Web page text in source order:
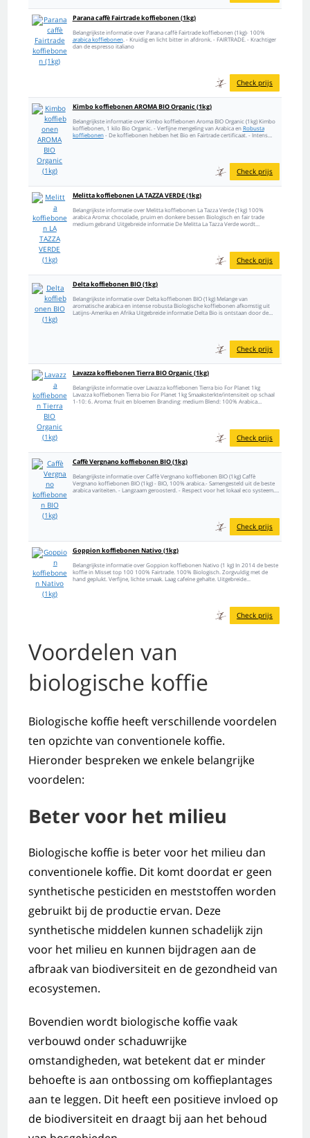
Parana caffè Fairtrade koffiebonen (1kg)
Belangrijkste informatie over Parana caffè Fairtrade koffiebonen (1kg)- 100%
arabica koffiebonen. - Kruidig en licht bitter in afdronk. - FAIRTRADE. - Krachtiger
dan de espresso italiano
Check prijs
Kimbo koffiebonen AROMA BIO Organic (1kg)
Belangrijkste informatie over Kimbo koffiebonen Aroma BIO Organic (1kg) Kimbo
koffiebonen, 1 kilo Bio Organic. - Verfijne mengeling van Arabica en Robusta
koffiebonen- De koffiebonen hebben het Bio en Fairtrade certificaat. - Intens
Check prijs
Melitta koffiebonen LA TAZZA VERDE (1kg)
Belangrijkste informatie over Melitta koffiebonen La Tazza Verde (1kg) 100%
arabica Aroma: chocolade, pruim en donkere bessen Biologisch en fair trade
medium gebrand Uitgebreide informatie De Melitta La Tazza Verde wordt
Check prijs
Delta koffiebonen BIO (1kg)
Belangrijkste informatie over Delta koffiebonen BIO (1kg) Melange van
aromatische arabica en intense robusta Biologische koffiebonen afkomstig uit
Latijns-Amerika en Afrika Uitgebreide informatie Delta Bio is ontstaan door de
Check prijs
Lavazza koffiebonen Tierra BIO Organic (1kg)
Belangrijkste informatie over Lavazza koffiebonen Tierra bio For Planet 1kg
Lavazza koffiebonen Tierra bio For Planet 1kg Smaaksterkte/intensiteit op schaal
1-10: 6. Aroma: fruit en bloemen Branding: medium Blend: 100% Arabica
Check prijs
Caffè Vergnano koffiebonen BIO (1kg)
Belangrijkste informatie over Caffè Vergnano koffiebonen BIO (1kg) Caffè
Vergnano koffiebonen BIO (1kg) - BIO, 100% arabica.- Samengesteld uit de beste
arabica variteiten. - Langzaam geroosterd. - Respect voor het lokaal eco systeem. -
Check prijs
Goppion koffiebonen Nativo (1kg)
Belangrijkste informatie over Goppion koffiebonen Nativo (1 kg) In 2014 de beste
koffie in Misset top 100 100% Fairtrade. 100% Biologisch. Zorgvuldig met de
hand geplukt. Verfijne, lichte smaak. Laag cafeïne gehalte. Uitgebreide...
Check prijs
Voordelen van
biologische koffie
Biologische koffie heeft verschillende voordelen
ten opzichte van conventionele koffie.
Hieronder bespreken we enkele belangrijke
voordelen:
Beter voor het milieu
Biologische koffie is beter voor het milieu dan
conventionele koffie. Dit komt doordat er geen
synthetische pesticiden en meststoffen worden
gebruikt bij de productie ervan. Deze
synthetische middelen kunnen schadelijk zijn
voor het milieu en kunnen bijdragen aan de
afbraak van biodiversiteit en de gezondheid van
ecosystemen.
Bovendien wordt biologische koffie vaak
verbouwd onder schaduwrijke
omstandigheden, wat betekent dat er minder
behoefte is aan ontbossing om koffieplantages
aan te leggen. Dit heeft een positieve invloed op
de biodiversiteit en draagt bij aan het behoud